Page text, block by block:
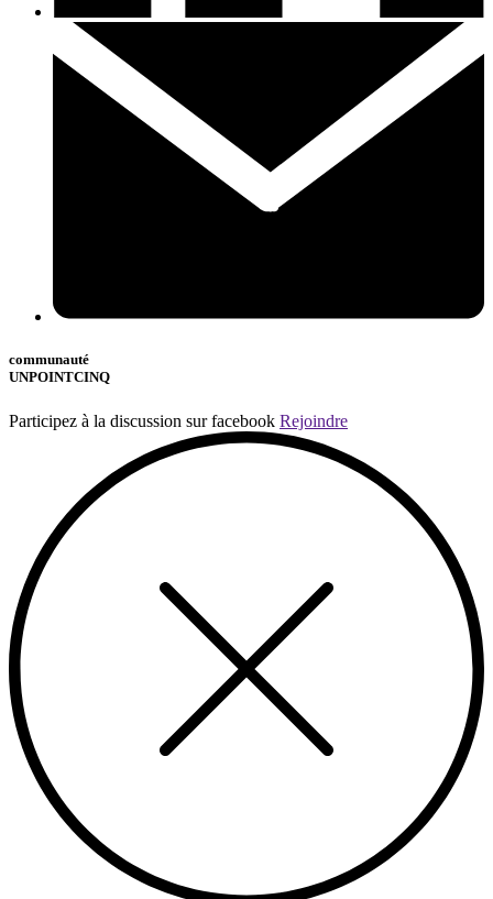
communauté
UNPOINTCINQ
Participez à la discussion sur facebook Rejoindre